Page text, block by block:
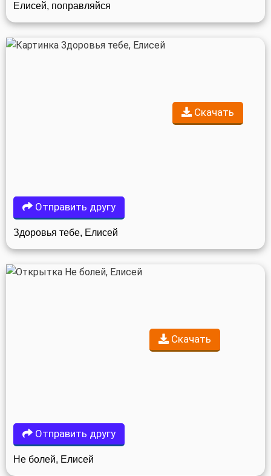
Елисей, поправляйся
Скачать
Отправить другу
Здоровья тебе, Елисей
Скачать
Отправить другу
Не болей, Елисей